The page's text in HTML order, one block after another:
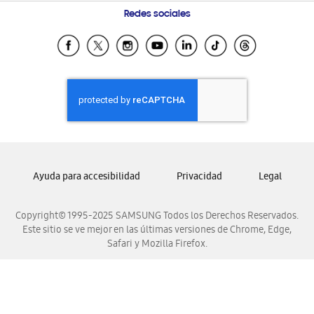
Condiciones de Compra
Preguntas Frecuentes
Samsung Costa Rica
Samsung Ecuador
Samsung El Salvador
Samsung Guatemala
Samsung Honduras
Samsung Nicaragua
Samsung Venezuela
Redes sociales
Copyright© 1995-2025 SAMSUNG Todos los Derechos Reservados.
Este sitio se ve mejor en las últimas versiones de Chrome, Edge,
Safari y Mozilla Firefox.
Ayuda para accesibilidad Privacidad Legal